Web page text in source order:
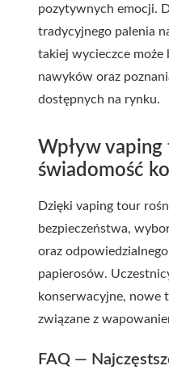
pozytywnych emocji.
tradycyjnego palenia
takiej wycieczce może
nawyków oraz
dostępnych na rynku.
Wpływ vaping
świadomość
Dzięki vaping tour
bezpieczeństwa,
oraz
papierosów.
konserwacyjne, nowe
związane z
FAQ —